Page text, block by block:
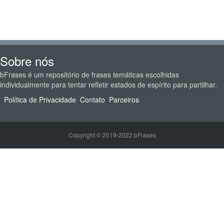
Sobre nós
bFrases é um repositório de frases temáticas escolhidas
individualmente para tentar refletir estados de espírito para partilhar.
Política de Privacidade Contato Parceiros
Copyright © 2019-2022 bFrases